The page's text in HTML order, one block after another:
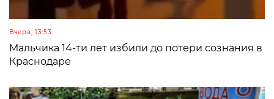
Вчера, 13:53
Мальчика 14-ти лет избили до потери сознания в
Краснодаре